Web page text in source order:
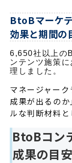
BtoBマーケ
効果と期間の
6,650社以上の
ンテンツ施策
理しました。
マネージャー
成果が出るの
ルな判断材料と
BtoBコン
成果の目